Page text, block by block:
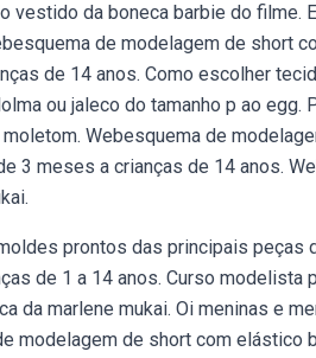
vestido da boneca barbie do
de modelagem de short
de 14 anos. Como escolher
ou jaleco do tamanho p ao
Webesquema de
3 meses a crianças de 14 anos.
prontos das principais peças
de 1 a 14 anos. Curso
da marlene mukai. Oi meninas e
modelagem de short com elástico